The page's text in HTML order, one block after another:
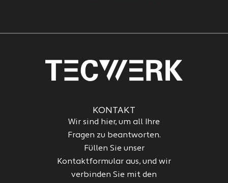
KONTAKT
Wir sind hier, um all Ihre
Fragen zu beantworten.
Füllen Sie unser
Kontaktformular aus, und wir
verbinden Sie mit den